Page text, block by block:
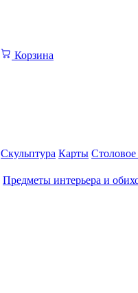
Корзина
Скульптура Карты Столовое
Предметы интерьера и